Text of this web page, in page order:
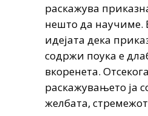
раскажува
нешто да научиме.
идејата дека
содржи поука е
вкоренета.
раскажувањето ја
желбата,